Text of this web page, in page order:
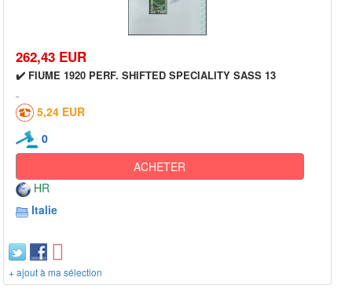
262,43 EUR
✔️ FIUME 1920 PERF. SHIFTED SPECIALITY SASS 13
5,24 EUR
0
ACHETER
HR
Italie
+ ajout à ma sélection